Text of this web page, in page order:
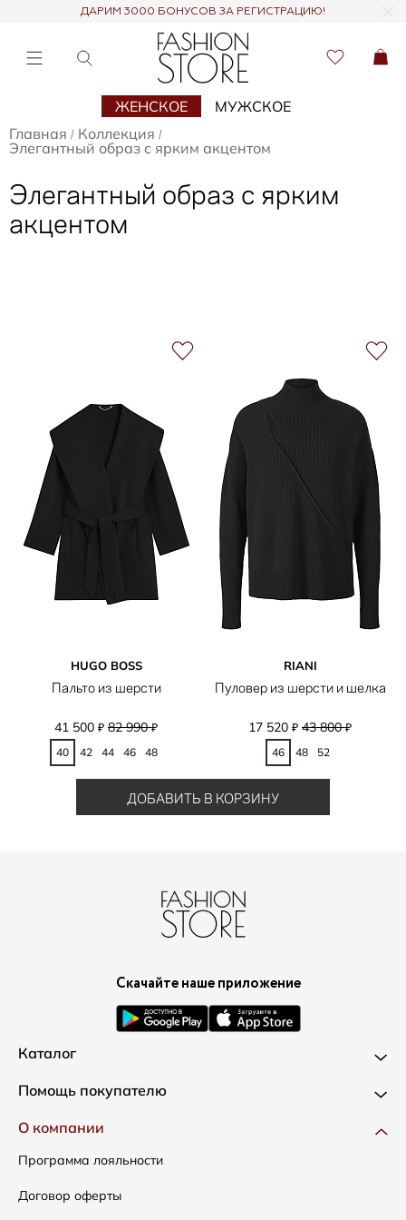
ДАРИМ 3000 БОНУСОВ ЗА РЕГИСТРАЦИЮ!
ЖЕНСКОЕ
МУЖСКОЕ
Главная / Коллекция /
Элегантный образ с ярким акцентом
Элегантный образ с ярким
акцентом
HUGO BOSS
Пальто из шерсти
41 500 ₽ 82 990₽
40 42 44 46 48
RIANI
Пуловер из шерсти и шелка
17 520 ₽ 43 800₽
46 48 52
ДОБАВИТЬ В КОРЗИНУ
Скачайте наше приложение
Каталог
Новинки
Одежда
Сумки
Аксессуары
Помощь покупателю
Доставка и оплата
Как оформить заказ
Условия возвратов
О компании
Программа лояльности
Договор оферты